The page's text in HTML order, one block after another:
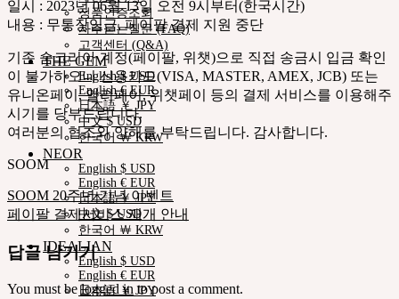
정품인증조회
자주묻는질문 (FAQ)
고객센터 (Q&A)
THE GEM
English $ USD
English € EUR
日本語 ￥ JPY
中文 $ USD
한국어 ￦ KRW
NEOR
English $ USD
English € EUR
日本語 ￥ JPY
中文 $ USD
한국어 ￦ KRW
IDEALIAN
English $ USD
English € EUR
日本語 ￥ JPY
일시 : 2023년 06월 13일 오전 9시부터(한국시간)
내용 : 무통장입금, 페이팔 결제 지원 중단
기존 숨코리아 계정(페이팔, 위챗)으로 직접 송금시 입금 확인
이 불가하오니 신용카드(VISA, MASTER, AMEX, JCB) 또는
유니온페이, 알리페이, 위챗페이 등의 결제 서비스를 이용해주
시기를 당부드립니다.
여러분의 협조와 양해를 부탁드립니다. 감사합니다.
SOOM
SOOM 20주년 기념 이벤트
페이팔 결제서비스 재개 안내
답글 남기기
You must belogged in to post a comment.